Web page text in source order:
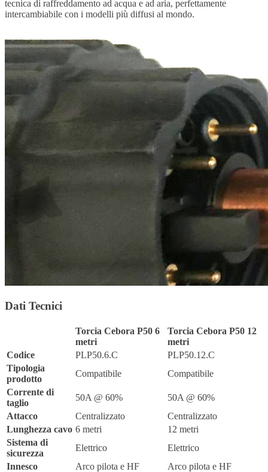
tecnica di raffreddamento ad acqua e ad aria, perfettamente
intercambiabile con i modelli più diffusi al mondo.
Dati Tecnici
Torcia Cebora P50 6
metri
Torcia Cebora P50 12
metri
Codice
PLP50.6.C
PLP50.12.C
Tipologia
prodotto
Compatibile
Compatibile
Corrente di
taglio
50A @ 60%
50A @ 60%
Attacco
Centralizzato
Centralizzato
Lunghezza cavo 6 metri
12 metri
Sistema di
sicurezza
Elettrico
Elettrico
Innesco
Arco pilota e HF
Arco pilota e HF